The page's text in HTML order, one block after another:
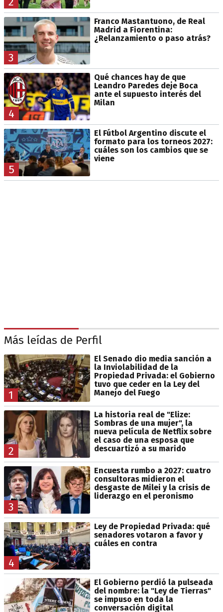
3
Franco Mastantuono, de Real
Madrid a Fiorentina:
¿Relanzamiento o paso atrás?
4
Qué chances hay de que
Leandro Paredes deje Boca
ante el supuesto interés del
Milan
5
El Fútbol Argentino discute el
formato para los torneos 2027:
cuáles son los cambios que se
viene
Más leídas de Perfil
1
El Senado dio media sanción a
la Inviolabilidad de la
Propiedad Privada: el Gobierno
tuvo que ceder en la Ley del
Manejo del Fuego
2
La historia real de "Elize:
Sombras de una mujer", la
nueva película de Netflix sobre
el caso de una esposa que
descuartizó a su marido
3
Encuesta rumbo a 2027: cuatro
consultoras midieron el
desgaste de Milei y la crisis de
liderazgo en el peronismo
4
Ley de Propiedad Privada: qué
senadores votaron a favor y
cuáles en contra
El Gobierno perdió la pulseada
del nombre: la "Ley de Tierras"
se impuso en toda la
conversación digital